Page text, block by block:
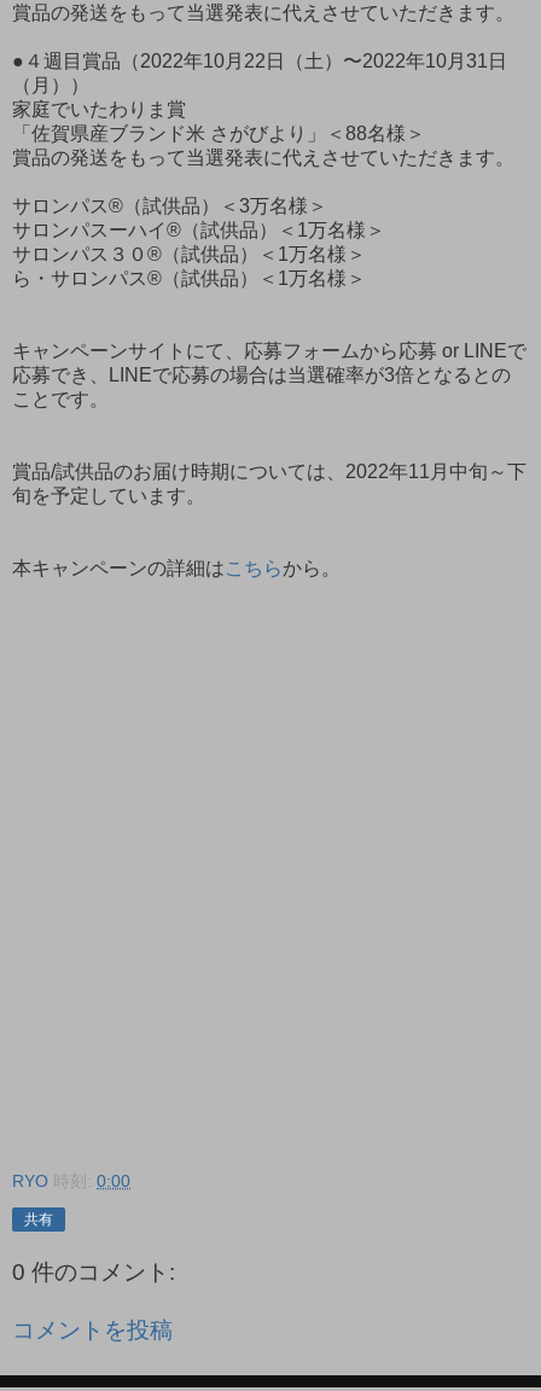
賞品の発送をもって当選発表に代えさせていただきます。
●４週目賞品（2022年10月22日（土）〜2022年10月31日
（月））
家庭でいたわりま賞
「佐賀県産ブランド米 さがびより」＜88名様＞
賞品の発送をもって当選発表に代えさせていただきます。
サロンパス®（試供品）＜3万名様＞
サロンパスーハイ®（試供品）＜1万名様＞
サロンパス３０®（試供品）＜1万名様＞
ら・サロンパス®（試供品）＜1万名様＞
キャンペーンサイトにて、応募フォームから応募 or LINEで
応募でき、LINEで応募の場合は当選確率が3倍となるとの
ことです。
賞品/試供品のお届け時期については、2022年11月中旬～下
旬を予定しています。
本キャンペーンの詳細はこちらから。
RYO 時刻: 0:00
共有
0 件のコメント:
コメントを投稿